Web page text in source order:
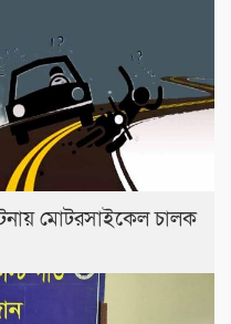
মোটরসাইকেল চালক